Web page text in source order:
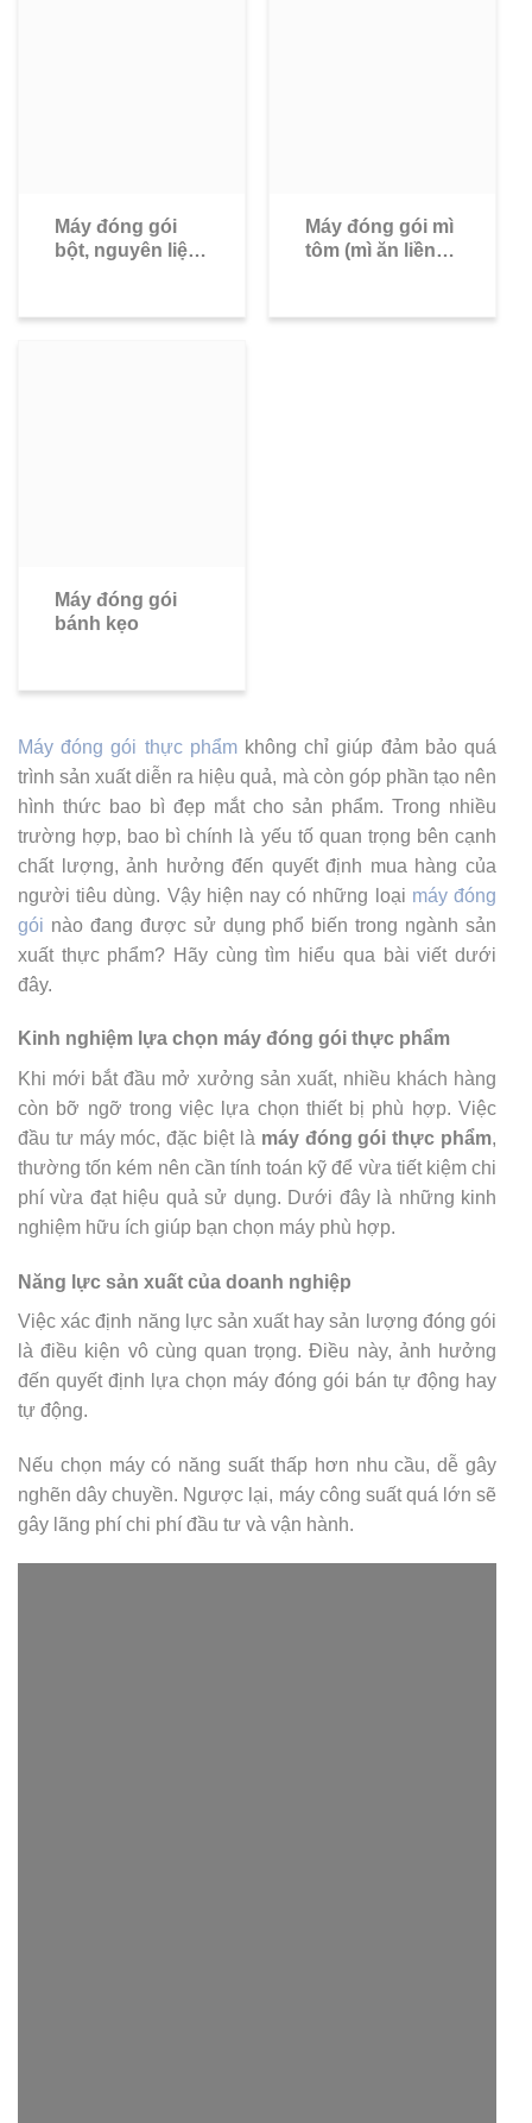
Máy đóng gói
bột, nguyên liệu
Máy đóng gói mì
tôm (mì ăn liền,
Máy đóng gói
bánh kẹo
Máy đóng gói thực phẩmkhông chỉ giúp đảm bảo quá
trình sản xuất diễn ra hiệu quả, mà còn góp phần tạo nên
hình thức bao bì đẹp mắt cho sản phẩm. Trong nhiều
trường hợp, bao bì chính là yếu tố quan trọng bên cạnh
chất lượng, ảnh hưởng đến quyết định mua hàng của
người tiêu dùng. Vậy hiện nay có những loại máy đóng
gói nào đang được sử dụng phổ biến trong ngành sản
xuất thực phẩm? Hãy cùng tìm hiểu qua bài viết dưới
đây.
Kinh nghiệm lựa chọn máy đóng gói thực phẩm
Khi mới bắt đầu mở xưởng sản xuất, nhiều khách hàng
còn bỡ ngỡ trong việc lựa chọn thiết bị phù hợp. Việc
đầu tư máy móc, đặc biệt là máy đóng gói thực phẩm,
thường tốn kém nên cần tính toán kỹ để vừa tiết kiệm chi
phí vừa đạt hiệu quả sử dụng. Dưới đây là những kinh
nghiệm hữu ích giúp bạn chọn máy phù hợp.
Năng lực sản xuất của doanh nghiệp
Việc xác định năng lực sản xuất hay sản lượng đóng gói
là điều kiện vô cùng quan trọng. Điều này, ảnh hưởng
đến quyết định lựa chọn máy đóng gói bán tự động hay
tự động.
Nếu chọn máy có năng suất thấp hơn nhu cầu, dễ gây
nghẽn dây chuyền. Ngược lại, máy công suất quá lớn sẽ
gây lãng phí chi phí đầu tư và vận hành.